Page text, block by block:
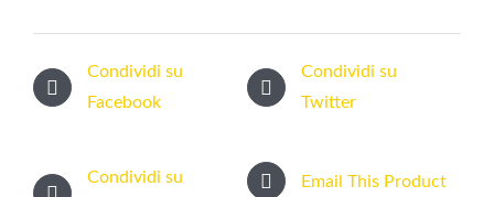
Condividi su
Facebook
Condividi su
Twitter
Condividi su
Email This Product